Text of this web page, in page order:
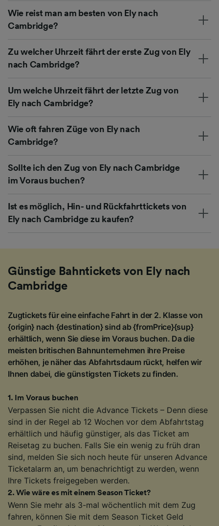
Wie reist man am besten von Ely nach
Cambridge?
Zu welcher Uhrzeit fährt der erste Zug von Ely
nach Cambridge?
Um welche Uhrzeit fährt der letzte Zug von
Ely nach Cambridge?
Wie oft fahren Züge von Ely nach
Cambridge?
Sollte ich den Zug von Ely nach Cambridge
im Voraus buchen?
Ist es möglich, Hin- und Rückfahrttickets von
Ely nach Cambridge zu kaufen?
Günstige Bahntickets von Ely nach
Cambridge
Zugtickets für eine einfache Fahrt in der 2. Klasse von
{origin} nach {destination} sind ab {fromPrice}{sup}
erhältlich, wenn Sie diese im Voraus buchen. Da die
meisten britischen Bahnunternehmen ihre Preise
erhöhen, je näher das Abfahrtsdaum rückt, helfen wir
Ihnen dabei, die günstigsten Tickets zu finden.
1 . Im Voraus buchen
Verpassen Sie nicht die Advance Tickets – Denn diese
sind in der Regel ab 12 Wochen vor dem Abfahrtstag
erhältlich und häufig günstiger, als das Ticket am
Reisetag zu buchen. Falls Sie ein wenig zu früh dran
sind, melden Sie sich noch heute für unseren Advance
Ticketalarm an, um benachrichtigt zu werden, wenn
Ihre Tickets freigegeben werden.
2.Wie wäre es mit einem Season Ticket?
Wenn Sie mehr als 3-mal wöchentlich mit dem Zug
fahren, können Sie mit dem Season Ticket Geld